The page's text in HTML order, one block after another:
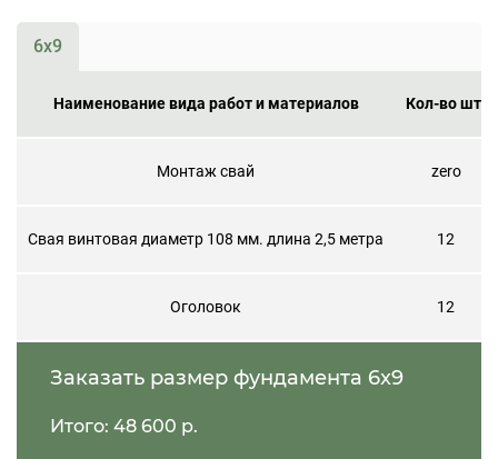
6x9
Наименование вида работ и материалов Кол-во шт.
Монтаж свай zero
Свая винтовая диаметр 108 мм. длина 2,5 метра 12
Оголовок 12
Заказать размер фундамента 6x9
Итого: 48 600 р.